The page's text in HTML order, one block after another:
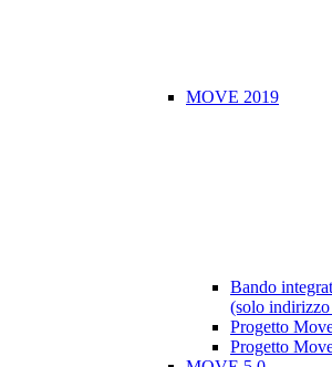
MOVE 2019
Bando
(solo
Progetto
Progetto